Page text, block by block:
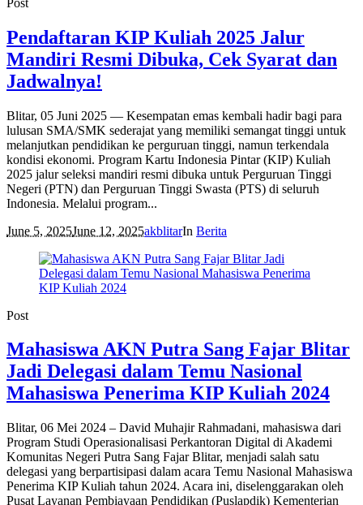
Pendaftaran KIP Kuliah 2025 Jalur
Mandiri Resmi Dibuka, Cek Syarat dan
Jadwalnya!
Blitar, 05 Juni 2025 — Kesempatan emas kembali hadir bagi para
lulusan SMA/SMK sederajat yang memiliki semangat tinggi untuk
melanjutkan pendidikan ke perguruan tinggi, namun terkendala
kondisi ekonomi. Program Kartu Indonesia Pintar (KIP) Kuliah
2025 jalur seleksi mandiri resmi dibuka untuk Perguruan Tinggi
Negeri (PTN) dan Perguruan Tinggi Swasta (PTS) di seluruh
Indonesia. Melalui program...
June 5, 2025June 12, 2025akblitarIn Berita
Post
Mahasiswa AKN Putra Sang Fajar Blitar
Jadi Delegasi dalam Temu Nasional
Mahasiswa Penerima KIP Kuliah 2024
Blitar, 06 Mei 2024 – David Muhajir Rahmadani, mahasiswa dari
Program Studi Operasionalisasi Perkantoran Digital di Akademi
Komunitas Negeri Putra Sang Fajar Blitar, menjadi salah satu
delegasi yang berpartisipasi dalam acara Temu Nasional Mahasiswa
Penerima KIP Kuliah tahun 2024. Acara ini, diselenggarakan oleh
Pusat Layanan Pembiayaan Pendidikan (Puslapdik) Kementerian